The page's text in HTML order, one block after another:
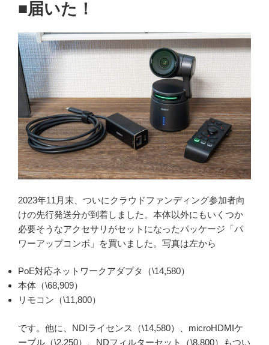
■届いた！
2023年11月末、ついにクラウドファンディング参加者向
けの先行発送分が到着しました。本体以外にもいくつか
必要そうなアクセサリがセットになったパッケージ「パ
ワーアップコンボ」を買いました。写真は左から
PoE対応ネットワークアダプタ（\14,580）
本体（\68,909）
リモコン（\11,800）
です。他に、NDIライセンス（\14,580）、microHDMIケ
ーブル（\2,250）、NDフィルターセット（\8,800）もつい